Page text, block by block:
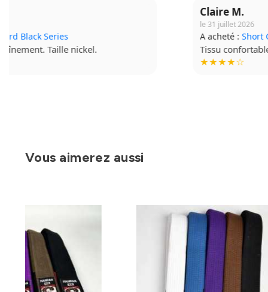
A acheté :Short Grappling V2
Tissu confortable, je le mets à chaque séance.
Vous aimerez aussi